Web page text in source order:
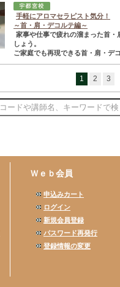
手軽にアロマセラピスト気分！
～首・肩・デコルテ編～
家事や仕事で疲れの溜まった首
しょう。
ご家庭でも再現できる首・肩・デ
1 2 3
Ｗｅｂ会員
申込みカート
ログイン
新規会員登録
パスワード再発行
登録情報の変更